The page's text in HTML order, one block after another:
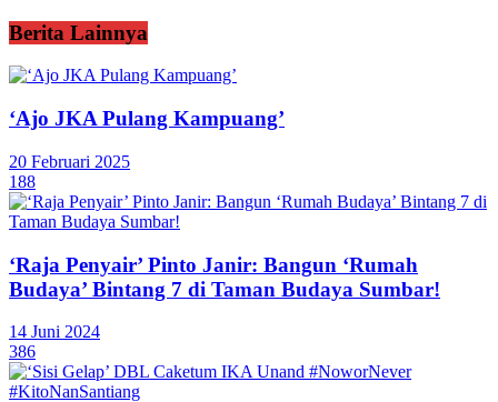
Berita Lainnya
‘Ajo JKA Pulang Kampuang’
20 Februari 2025
188
‘Raja Penyair’ Pinto Janir: Bangun ‘Rumah
Budaya’ Bintang 7 di Taman Budaya Sumbar!
14 Juni 2024
386